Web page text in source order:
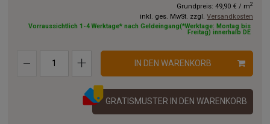
Grundpreis: 49,90 € / m2
inkl. ges. MwSt. zzgl. Versandkosten
Vorraussichtlich 1-4 Werktage* nach Geldeingang(*Werktage: Montag bis
Freitag) innerhalb DE
IN DEN WARENKORB
GRATISMUSTER IN DEN WARENKORB